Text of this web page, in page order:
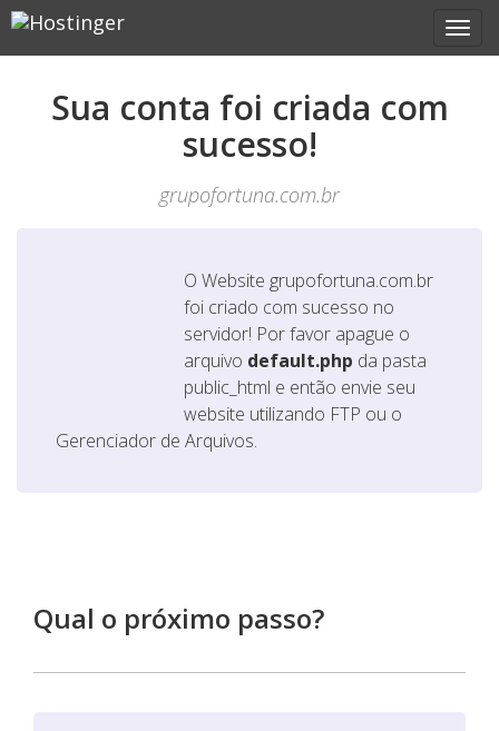
Sua conta foi criada com
sucesso!
grupofortuna.com.br
O Website grupofortuna.com.br
foi criado com sucesso no
servidor! Por favor apague o
arquivo default.php da pasta
public_html e então envie seu
website utilizando FTP ou o
Gerenciador de Arquivos.
Qual o próximo passo?